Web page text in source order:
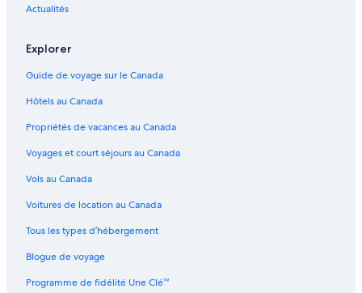
Actualités
Explorer
Guide de voyage sur le Canada
Hôtels au Canada
Propriétés de vacances au Canada
Voyages et court séjours au Canada
Vols au Canada
Voitures de location au Canada
Tous les types d’hébergement
Blogue de voyage
Programme de fidélité Une Clé™